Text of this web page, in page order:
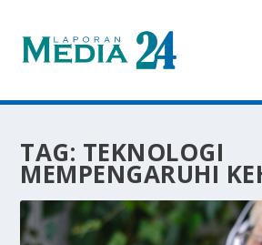
TAG: TEKNOLOGI
MEMPENGARUHI